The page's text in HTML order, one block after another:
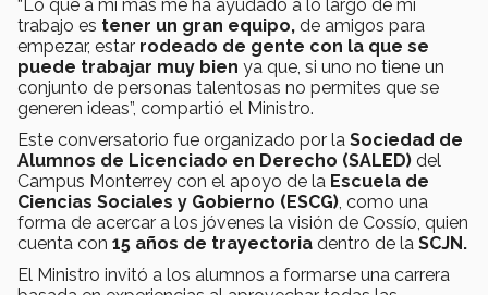
“Lo que a mí más me ha ayudado a lo largo de mi
trabajo es tener un gran equipo, de amigos para
empezar, estar rodeado de gente con la que se
puede trabajar muy bien ya que, si uno no tiene un
conjunto de personas talentosas no permites que se
generen ideas”, compartió el Ministro.
Este conversatorio fue organizado por la Sociedad de
Alumnos de Licenciado en Derecho (SALED) del
Campus Monterrey con el apoyo de la Escuela de
Ciencias Sociales y Gobierno (ESCG) , como una
forma de acercar a los jóvenes la visión de Cossío, quien
cuenta con 15 años de trayectoria dentro de la SCJN.
El Ministro invitó a los alumnos a formarse una carrera